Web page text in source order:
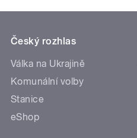
Český rozhlas
Válka na Ukrajině
Komunální volby
Stanice
eShop